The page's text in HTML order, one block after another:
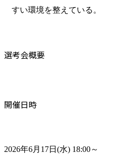
すい環境を整えている。
選考会概要
開催日時
2026年6月17日(水) 18:00～